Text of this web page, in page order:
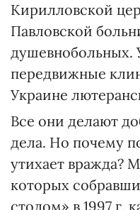
Кирилловской
Павловской
душевнобольных.
передвижные
Украине
Все они делают
дела. Но почему
утихает вражда?
которых
столом» в 1997 г.